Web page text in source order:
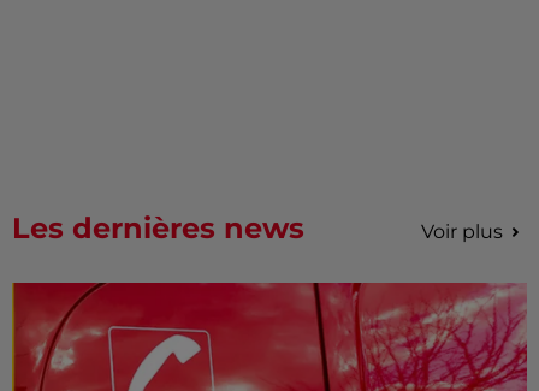
Les dernières news Voir plus